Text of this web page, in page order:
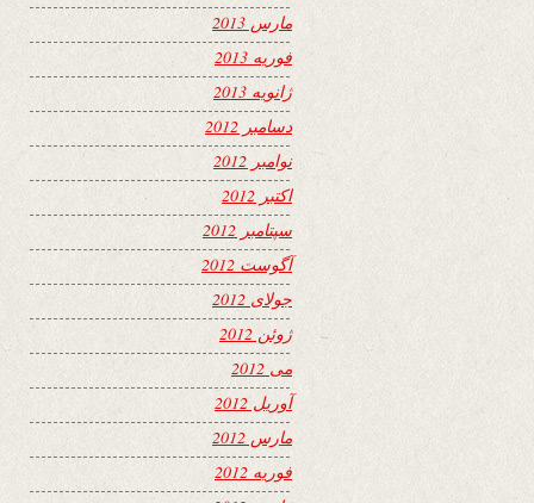
مارس 2013
فوریه 2013
ژانویه 2013
دسامبر 2012
نوامبر 2012
اکتبر 2012
سپتامبر 2012
آگوست 2012
جولای 2012
ژوئن 2012
می 2012
آوریل 2012
مارس 2012
فوریه 2012